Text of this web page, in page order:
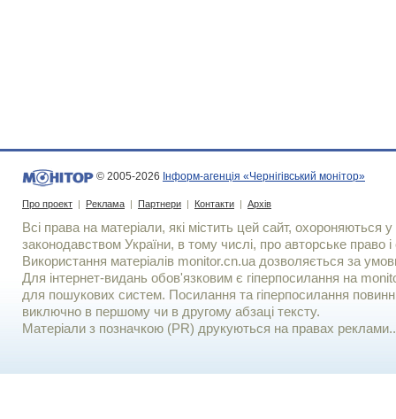
© 2005-2026 Інформ-агенція «Чернігівський монітор»
Про проект | Реклама | Партнери | Контакти | Архів
Всі права на матеріали, які містить цей сайт, охороняються у
законодавством України, в тому числі, про авторське право і
Використання матерiалiв monitor.cn.ua дозволяється за
Для iнтернет-видань обов'язковим є гiперпосилання на
для пошукових систем. Посилання та гіперпосилання
виключно в першому чи в другому абзаці тексту.
Матеріали з позначкою (PR) друкуються на правах реклами..